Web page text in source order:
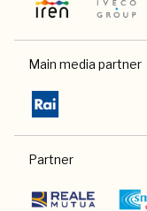
Main media partner
Partner